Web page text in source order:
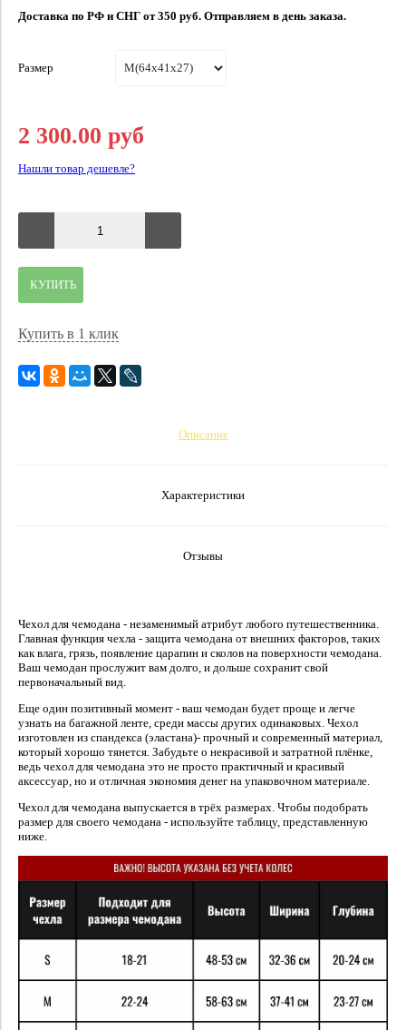
Доставка по РФ и СНГ от 350 руб. Отправляем в день заказа.
Размер
2 300.00 руб
Нашли товар дешевле?
КУПИТЬ
Купить в 1 клик
Описание
Характеристики
Отзывы
Чехол для чемодана - незаменимый атрибут любого путешественника.
Главная функция чехла - защита чемодана от внешних факторов, таких
как влага, грязь, появление царапин и сколов на поверхности чемодана.
Ваш чемодан прослужит вам долго, и дольше сохранит свой
первоначальный вид.
Еще один позитивный момент - ваш чемодан будет проще и легче
узнать на багажной ленте, среди массы других одинаковых. Чехол
изготовлен из спандекса (эластана)- прочный и современный материал,
который хорошо тянется. Забудьте о некрасивой и затратной плёнке,
ведь чехол для чемодана это не просто практичный и красивый
аксессуар, но и отличная экономия денег на упаковочном материале.
Чехол для чемодана выпускается в трёх размерах. Чтобы подобрать
размер для своего чемодана - используйте таблицу, представленную
ниже.